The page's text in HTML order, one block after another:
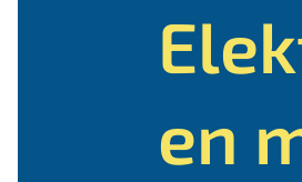
en